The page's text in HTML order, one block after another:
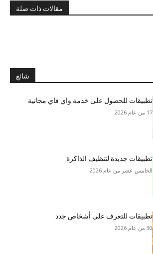
مقالات ذات صلة
شائع
تطبيقات للحصول على خدمة واي فاي مجانية
17 من عام 2026
تطبيقات جديدة لتنظيف الذاكرة
الخامس عشر من عام 2026
تطبيقات للتعرف على أشخاص جدد
30 من عام 2026